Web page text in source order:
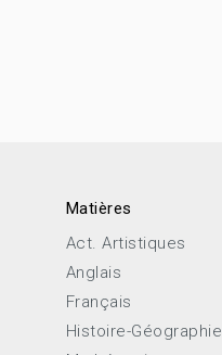
Matières
Act. Artistiques
Anglais
Français
Histoire-Géographie